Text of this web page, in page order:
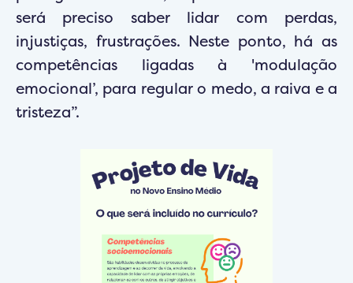
será preciso saber lidar com perdas,
injustiças, frustrações. Neste ponto, há as
competências ligadas à 'modulação
emocional’, para regular o medo, a raiva e a
tristeza”.